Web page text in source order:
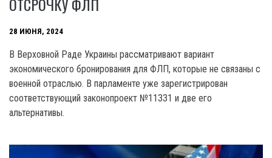
28 ИЮНЯ, 2024
B Верховной Раде Украины рассматривают вариант
экономического бронирования для ФЛП, которые не связаны с
военной отраслью. В парламенте уже зарегистрирован
соответствующий законопроект №11ЗЗ1 и две его
альтернативы.